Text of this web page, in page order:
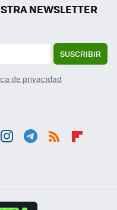
NEWSLETTER
SUSCRIBIR
de privacidad